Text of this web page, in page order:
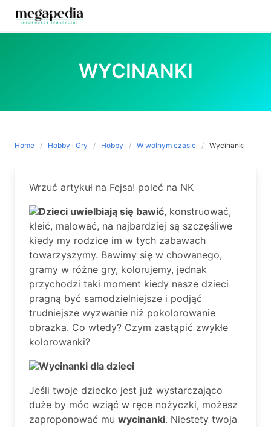
WYCINANKI
Home Hobby i Gry Hobby W wolnym czasie Wycinanki
Wrzuć artykuł na Fejsa! poleć na NK
Dzieci uwielbiają się bawić, konstruować,
kleić, malować, na najbardziej są szczęśliwe
kiedy my rodzice im w tych zabawach
towarzyszymy. Bawimy się w chowanego,
gramy w różne gry, kolorujemy, jednak
przychodzi taki moment kiedy nasze dzieci
pragną być samodzielniejsze i podjąć
trudniejsze wyzwanie niż pokolorowanie
obrazka. Co wtedy? Czym zastąpić zwykłe
kolorowanki?
Wycinanki dla dzieci
Jeśli twoje dziecko jest już wystarczająco
duże by móc wziąć w ręce nożyczki, możesz
zaproponować mu wycinanki. Niestety twoja